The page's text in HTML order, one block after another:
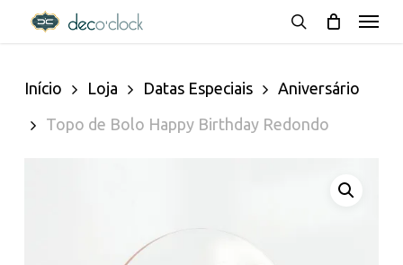
decoclock.pt
main
content
Menu
Início Loja Datas Especiais
Aniversário
Topo de Bolo Happy Birthday Redondo